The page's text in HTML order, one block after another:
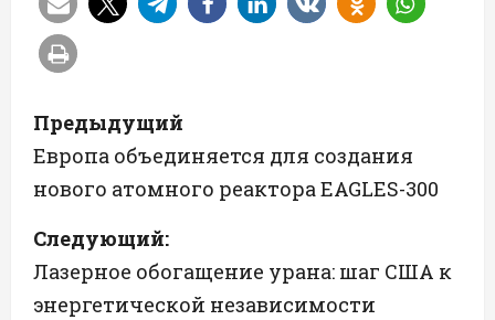
Н
а
в
и
г
Предыдущий
Европа объединяется для создания
нового атомного реактора EAGLES-300
Следующий:
Лазерное обогащение урана: шаг США к
энергетической независимости